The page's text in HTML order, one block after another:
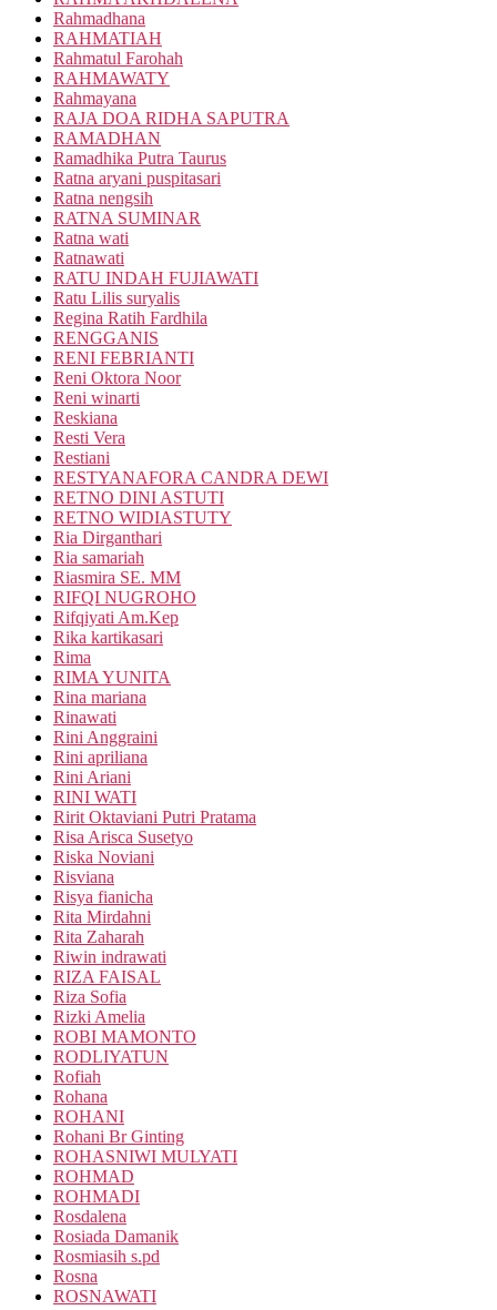
Rahmadhana
RAHMATIAH
Rahmatul Farohah
RAHMAWATY
Rahmayana
RAJA DOA RIDHA SAPUTRA
RAMADHAN
Ramadhika Putra Taurus
Ratna aryani puspitasari
Ratna nengsih
RATNA SUMINAR
Ratna wati
Ratnawati
RATU INDAH FUJIAWATI
Ratu Lilis suryalis
Regina Ratih Fardhila
RENGGANIS
RENI FEBRIANTI
Reni Oktora Noor
Reni winarti
Reskiana
Resti Vera
Restiani
RESTYANAFORA CANDRA DEWI
RETNO DINI ASTUTI
RETNO WIDIASTUTY
Ria Dirganthari
Ria samariah
Riasmira SE. MM
RIFQI NUGROHO
Rifqiyati Am.Kep
Rika kartikasari
Rima
RIMA YUNITA
Rina mariana
Rinawati
Rini Anggraini
Rini apriliana
Rini Ariani
RINI WATI
Ririt Oktaviani Putri Pratama
Risa Arisca Susetyo
Riska Noviani
Risviana
Risya fianicha
Rita Mirdahni
Rita Zaharah
Riwin indrawati
RIZA FAISAL
Riza Sofia
Rizki Amelia
ROBI MAMONTO
RODLIYATUN
Rofiah
Rohana
ROHANI
Rohani Br Ginting
ROHASNIWI MULYATI
ROHMAD
ROHMADI
Rosdalena
Rosiada Damanik
Rosmiasih s.pd
Rosna
ROSNAWATI